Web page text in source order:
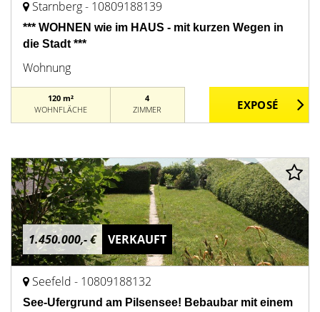
Starnberg - 10809188139
*** WOHNEN wie im HAUS - mit kurzen Wegen in
die Stadt ***
Wohnung
120 m²
WOHNFLÄCHE
4
ZIMMER
1.450.000,- € VERKAUFT
Seefeld - 10809188132
See-Ufergrund am Pilsensee! Bebaubar mit einem